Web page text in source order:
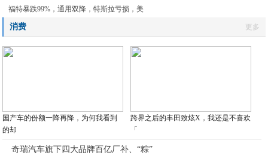
福特暴跌99%，通用双降，特斯拉亏损，美
消费 更多
国产车的份额一降再降，为何我看到
的却
跨界之后的丰田致炫X，我还是不喜欢
「
奇瑞汽车旗下四大品牌百亿厂补、“粽”